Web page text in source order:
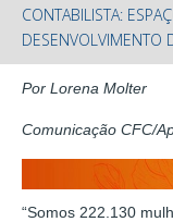
CONTABILISTA:
DESENVOLVIMENTO
Por Lorena Molter
Comunicação CFC/
“Somos 222.130